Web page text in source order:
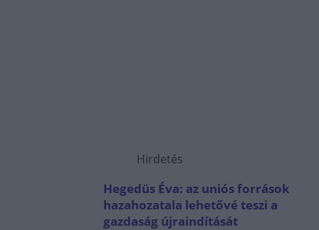
Hirdetés
Hegedüs Éva: az uniós források
hazahozatala lehetővé teszi a
gazdaság újraindítását